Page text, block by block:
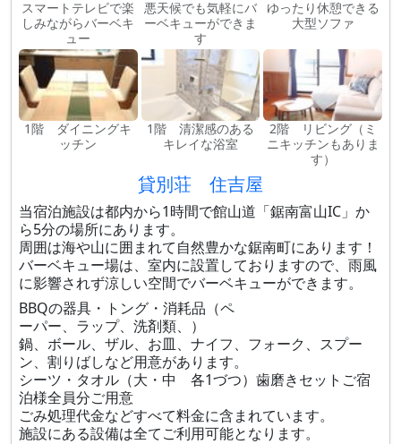
スマートテレビで楽
しみながらバーベキ
ュー
悪天候でも気軽にバ
ーベキューができま
す
ゆったり休憩できる
大型ソファ
1階 ダイニングキ
ッチン
1階 清潔感のある
キレイな浴室
2階 リビング（ミ
ニキッチンもありま
す）
貸別荘 住吉屋
当宿泊施設は都内から1時間で館山道「鋸南富山IC」か
ら5分の場所にあります。
周囲は海や山に囲まれて自然豊かな鋸南町にあります！
バーベキュー場は、室内に設置しておりますので、雨風
に影響されず涼しい空間でバーベキューができます。
BBQの器具・トング・消耗品（ペ
ーパー、ラップ、洗剤類、）
鍋、ボール、ザル、お皿、ナイフ、フォーク、スプー
ン、割りばしなど用意があります。
シーツ・タオル（大・中 各1づつ）歯磨きセットご宿
泊様全員分ご用意
ごみ処理代金などすべて料金に含まれています。
施設にある設備は全てご利用可能となります。